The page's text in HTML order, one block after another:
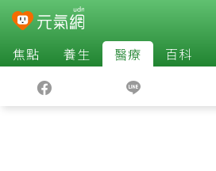
焦點 養生 醫療 百科